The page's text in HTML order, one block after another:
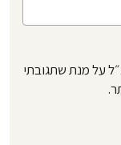
על מנת שתגובתי